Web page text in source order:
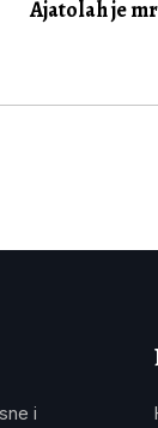
Ajatolah je
i